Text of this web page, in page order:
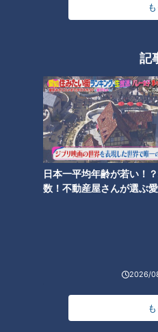
記
日本一平均年齢が若い！
数！不動産屋さんが選ぶ
2026/
「仁王印タンサンのラベル」提供：アサ
右手に瓶を持った金剛力士像
年に発売した天然炭酸鉱泉水
ある。仁王像の顔のモデルは
れている。そして、そのラベ
大きく書かれていた「
海外では「ソーダ（SODA）
日本では「タンサン（炭酸）
した。炭酸水の製造工場を見
だった。その名も「TANSAN
ル）」。神戸と言えば港町、